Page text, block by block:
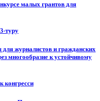
малых грантов для
туру
журналистов и гражданских
многообразие к устойчивому
конгресси